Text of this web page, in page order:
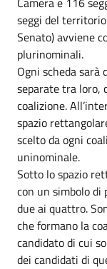
seggi del
Senato) avviene
plurinominali.
Ogni scheda
separate tra loro,
coalizione.
spazio
scelto da ogni
uninominale.
Sotto lo spazio
con un simbolo
due ai quattro.
che formano la
candidato di cui
dei candidati di